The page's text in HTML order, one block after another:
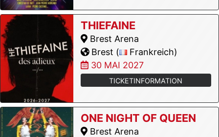
THIEFAINE
Brest Arena
Brest (
Frankreich)
30 MAI 2027
TICKETINFORMATION
ONE NIGHT OF QUEEN
Brest Arena